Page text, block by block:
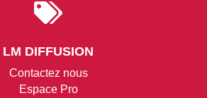

LM DIFFUSION
Contactez nous
Espace Pro